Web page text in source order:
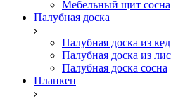
Мебельный щит сосна
Палубная доска
Палубная доска из
Палубная доска из
Палубная доска сосна
Планкен